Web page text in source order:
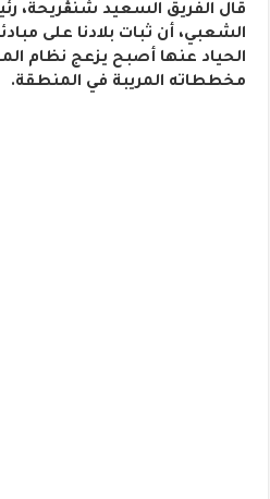
قال الفريق السعيد شنڨريحة،
الشعبي، أن ثبات بلادنا على
الحياد عنها أصبح يزعج نظام
مخططاته المريبة في المنطقة.